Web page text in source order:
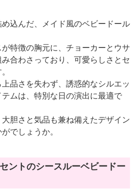
込んだ、メイド風のベビードール
特徴の胸元に、チョーカーとウサ
合わさっており、可愛らしさとセ
品さを失わず、誘惑的なシルエッ
テムは、特別な日の演出に最適で
胆さと気品も兼ね備えたデザイン
でしょうか。
ントのシースルーベビードー